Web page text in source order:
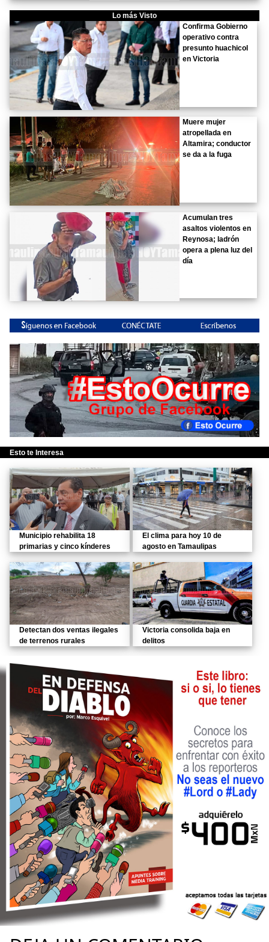
Lo más Visto
Confirma Gobierno
operativo contra
presunto huachicol
en Victoria
Muere mujer
atropellada en
Altamira; conductor
se da a la fuga
Acumulan tres
asaltos violentos en
Reynosa; ladrón
opera a plena luz del
día
Esto te Interesa
Municipio rehabilita 18
primarias y cinco kínderes
El clima para hoy 10 de
agosto en Tamaulipas
Detectan dos ventas ilegales
de terrenos rurales
Victoria consolida baja en
delitos